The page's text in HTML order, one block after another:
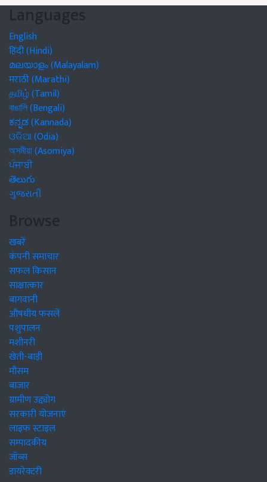
Languages
English
हिंदी (Hindi)
മലയാളം (Malayalam)
मराठी (Marathi)
தமிழ் (Tamil)
বাঙালি (Bengali)
ಕನ್ನಡ (Kannada)
ଓଡିଆ (Odia)
অসমীয়া (Asomiya)
ਪੰਜਾਬੀ
తెలుగు
ગુજરાતી
Browse
खबरें
कंपनी समाचार
सफल किसान
साक्षात्कार
बागवानी
औषधीय फसलें
पशुपालन
मशीनरी
खेती-बाड़ी
मौसम
बाजार
ग्रामीण उद्द्योग
सरकारी योजनाएं
लाइफ स्टाइल
सम्पादकीय
जॉब्स
डायरेक्टरी